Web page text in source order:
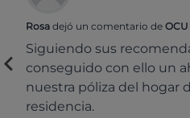
Rosa dejó un comentario de OCU
Siguiendo sus
conseguido con ello un
nuestra póliza del hogar
residencia.